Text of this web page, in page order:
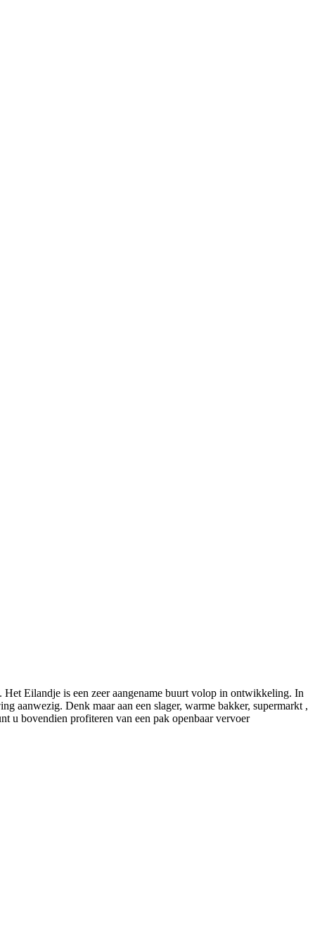
Eilandje is een zeer aangename buurt volop in ontwikkeling. In
aanwezig. Denk maar aan een slager, warme bakker, supermarkt ,
u bovendien profiteren van een pak openbaar vervoer